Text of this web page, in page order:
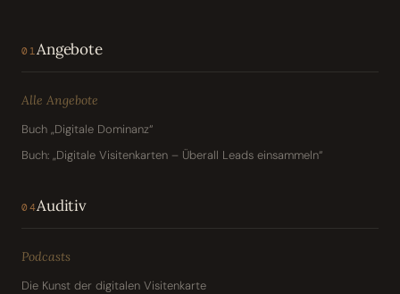
01Angebote
Alle Angebote
Buch „Digitale Dominanz“
Buch: „Digitale Visitenkarten – Überall Leads einsammeln“
04Auditiv
Podcasts
Die Kunst der digitalen Visitenkarte